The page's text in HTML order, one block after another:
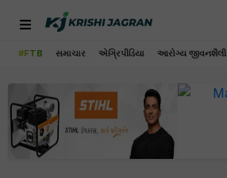
#FTB સમાચાર એગ્રિપીડિયા આરોગ્ય જીવનશૈલી